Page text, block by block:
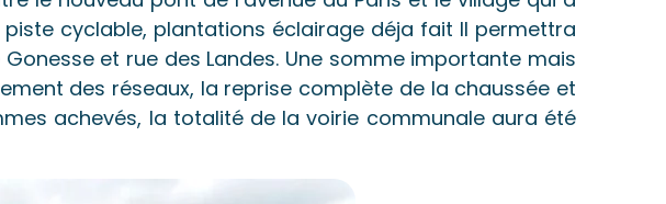
cyclable, plantations éclairage déja fait Il permettra
et rue des Landes. Une somme importante mais
des réseaux, la reprise complète de la chaussée et
achevés, la totalité de la voirie communale aura été